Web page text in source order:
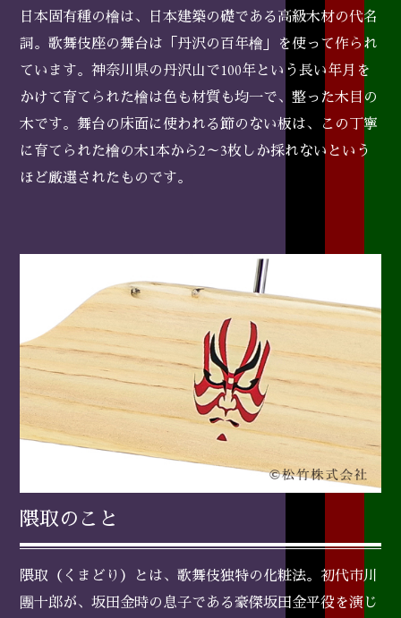
日本固有種の檜は、日本建築の礎である高級木材の代名
詞。歌舞伎座の舞台は「丹沢の百年檜」を使って作られ
ています。神奈川県の丹沢山で100年という長い年月を
かけて育てられた檜は色も材質も均一で、整った木目の
木です。舞台の床面に使われる節のない板は、この丁寧
に育てられた檜の木1本から2～3枚しか採れないという
ほど厳選されたものです。
隈取のこと
隈取（くまどり）とは、歌舞伎独特の化粧法。初代市川
團十郎が、坂田金時の息子である豪傑坂田金平役を演じ